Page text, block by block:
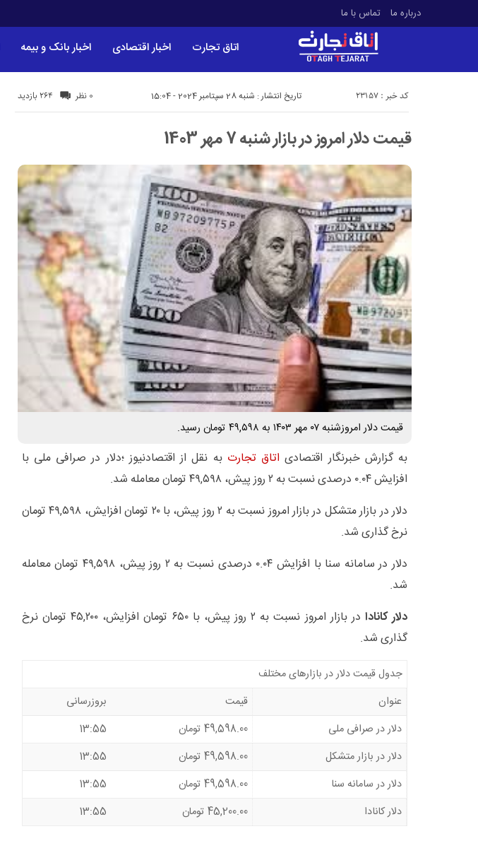
درباره ما تماس با ما
اتاق تجارت اخبار اقتصادی اخبار بانک و بیمه
تاریخ انتشار : شنبه 28 سپتامبر 2024 - 15:04 264 بازدید کد خبر : 23157 0 نظر
قیمت دلار امروز در بازار شنبه 7 مهر 1403
قیمت دلار امروزشنبه ۰۷ مهر ۱۴۰۳ به ۴۹,۵۹۸ تومان رسید.
به گزارش خبرنگار اقتصادی اتاق تجارت به نقل از اقتصادنیوز ؛دلار در صرافی ملی با
افزایش ۰.۰۴ درصدی نسبت به ۲ روز پیش، ۴۹,۵۹۸ تومان معامله شد.
دلار در بازار متشکل در بازار امروز نسبت به ۲ روز پیش، با ۲۰ تومان افزایش، ۴۹,۵۹۸ تومان
نرخ گذاری شد.
دلار در سامانه سنا با افزایش ۰.۰۴ درصدی نسبت به ۲ روز پیش، ۴۹,۵۹۸ تومان معامله
شد.
دلار کانادا
در بازار امروز نسبت به ۲ روز پیش، با ۶۵۰ تومان افزایش، ۴۵,۲۰۰ تومان نرخ
گذاری شد.
جدول قیمت دلار در بازارهای مختلف
عنوان
قیمت
بروزرسانی
دلار در صرافی ملی
49,598.00 تومان
13:55
دلار در بازار متشکل
49,598.00 تومان
13:55
دلار در سامانه سنا
49,598.00 تومان
13:55
دلار کانادا
45,200.00 تومان 13:55